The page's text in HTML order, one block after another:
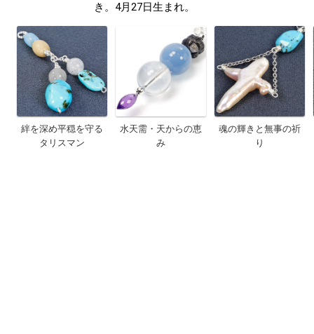
き。4月27日生まれ。
絆を深め平穏を守る
タリスマン
水天需・天からの恵
み
魂の輝きと無事の祈
り